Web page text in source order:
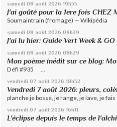
samedi 08 août 2026 19h55
J'ai goûté pour la 1ere fois CHEZ
Soumaintrain (fromage) — Wikipédia
samedi 08 août 2026 08h39
J'ai lu hier: Guide Vert Week & GO
samedi 08 août 2026 08h29
Mon poème inédit sur ce blog:
Défi #935 ...
vendredi 07 août 2026 18h52
Vendredi 7 août 2026: pleurs,
planche je bosse, je range, je lave, je fais
vendredi 07 août 2026 16h11
L'éclipse depuis le temps de